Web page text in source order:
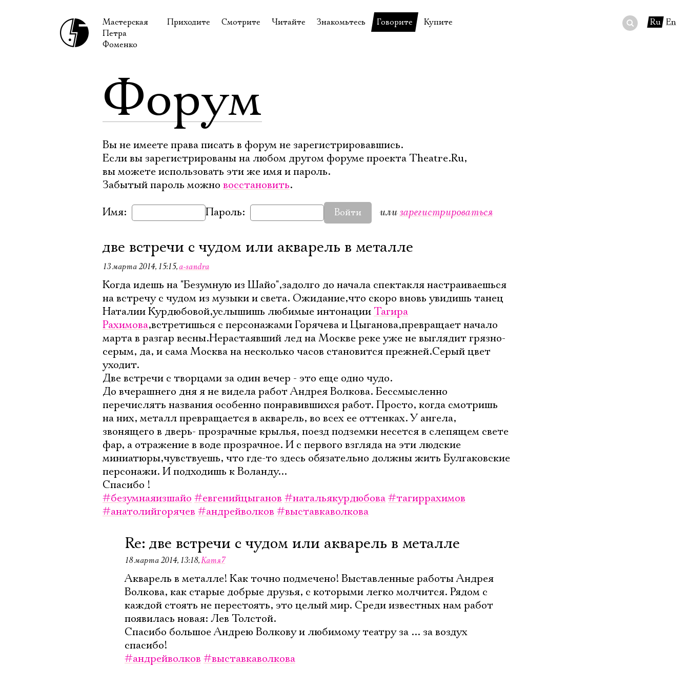
Мастерская
Петра
Фоменко
Приходите
Доступ для инвалидов
Правила посещения
Смотрите
Видеотека
Внеклассные чтения
Фотовыставка
Читайте
Библиотека Гумилёва
Официальные документы
Знакомьтесь
Сотрудники
Юрий Степанов
Говорите
Купите
Ru En
Форум
Вы не имеете права писать в форум не зарегистрировавшись.
Если вы зарегистрированы на любом другом форуме проекта Theatre.Ru,
вы можете использовать эти же имя и пароль.
Забытый пароль можно восстановить.
Имя: Пароль: Войти илизарегистрироваться
две встречи с чудом или акварель в металле
13 марта 2014, 15:15, a-sandra
Когда идешь на "Безумную из Шайо",задолго до начала спектакля настраиваешься
на встречу с чудом из музыки и света. Ожидание,что скоро вновь увидишь танец
Наталии Курдюбовой,услышишь любимые интонации Тагира
Рахимова,встретишься с персонажами Горячева и Цыганова,превращает начало
марта в разгар весны.Нерастаявший лед на Москве реке уже не выглядит грязно-
серым, да, и сама Москва на несколько часов становится прежней.Серый цвет
уходит.
Две встречи с творцами за один вечер - это еще одно чудо.
До вчерашнего дня я не видела работ Андрея Волкова. Бессмысленно
перечислять названия особенно понравившихся работ. Просто, когда смотришь
на них, металл превращается в акварель, во всех ее оттенках. У ангела,
звонящего в дверь- прозрачные крылья, поезд подземки несется в слепящем свете
фар, а отражение в воде прозрачное. И с первого взгляда на эти людские
миниатюры,чувствуешь, что где-то здесь обязательно должны жить Булгаковские
персонажи. И подходишь к Воланду...
Спасибо !
#безумнаяизшайо #евгенийцыганов #натальякурдюбова#тагиррахимов
#анатолийгорячев #андрейволков #выставкаволкова
Re: две встречи с чудом или акварель в металле
18 марта 2014, 13:18,Катя7
Акварель в металле! Как точно подмечено! Выставленные работы Андрея
Волкова, как старые добрые друзья, с которыми легко молчится. Рядом с
каждой стоять не перестоять, это целый мир. Среди известных нам работ
появилась новая: Лев Толстой.
Спасибо большое Андрею Волкову и любимому театру за ... за воздух
спасибо!
#андрейволков #выставкаволкова
Электропочта
Имя